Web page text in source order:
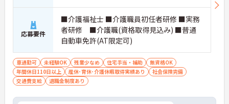
応募要件
■介護福祉士 ■介護職員初任者研修 ■実務
者研修 ■介護職(資格取得見込み) ■普通
自動車免許(AT限定可)
車通勤可 未経験OK 残業少なめ 住宅手当・補助
無資格OK
年間休日110日以上
産休･育休･介護休暇取得実績あり
社会保険完備
交通費支給
退職金制度あり